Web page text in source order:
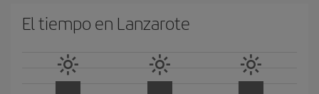
El tiempo en Lanzarote